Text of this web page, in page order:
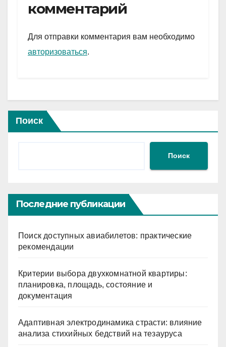
a
m
A
p
и
комментарий
Для отправки комментария вам необходимо
авторизоваться.
Поиск
Поиск
Последние публикации
Поиск доступных авиабилетов: практические
рекомендации
Критерии выбора двухкомнатной квартиры:
планировка, площадь, состояние и
документация
Адаптивная электродинамика страсти: влияние
анализа стихийных бедствий на тезауруса